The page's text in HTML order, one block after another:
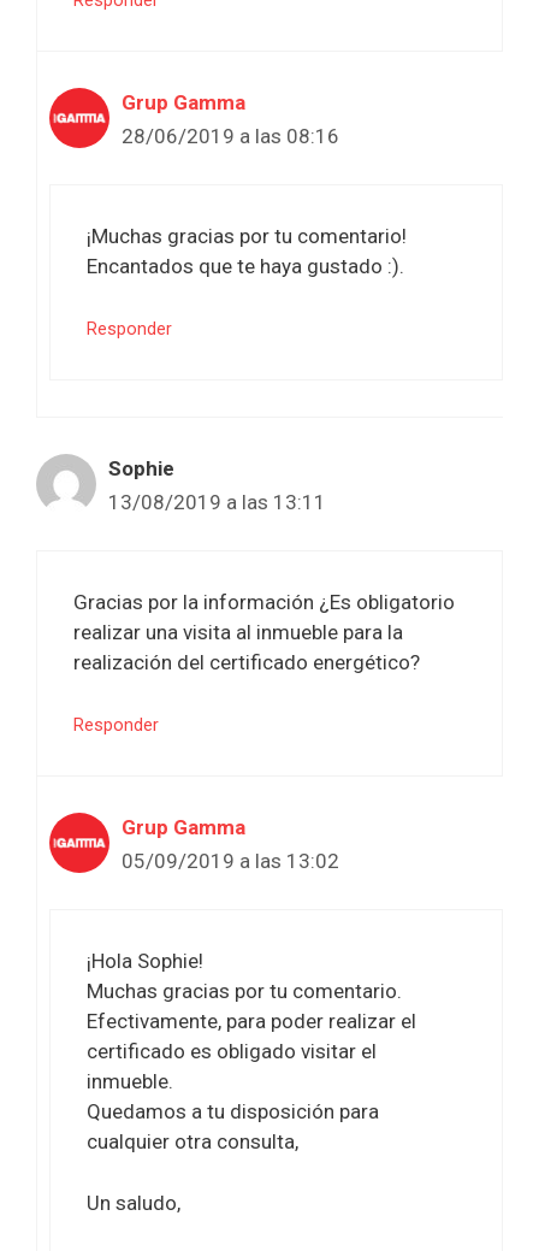
Grup Gamma
28/06/2019 a las 08:16
¡Muchas gracias por tu comentario!
Encantados que te haya gustado :).
Responder
Sophie
13/08/2019 a las 13:11
Gracias por la información ¿Es obligatorio
realizar una visita al inmueble para la
realización del certificado energético?
Responder
Grup Gamma
05/09/2019 a las 13:02
¡Hola Sophie!
Muchas gracias por tu comentario.
Efectivamente, para poder realizar el
certificado es obligado visitar el
inmueble.
Quedamos a tu disposición para
cualquier otra consulta,
Un saludo,